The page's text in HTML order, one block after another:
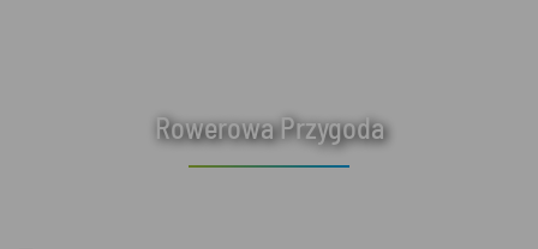
Rowerowa Przygoda